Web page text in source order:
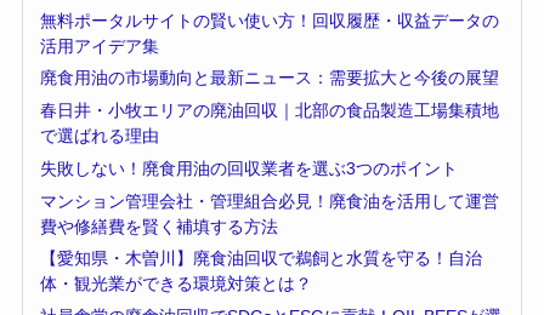
無料ポータルサイトの賢い使い方！回収履歴・収益データの
活用アイデア集
廃食用油の市場動向と最新ニュース：需要拡大と今後の展望
春日井・小牧エリアの廃油回収｜北部の食品製造工場集積地
で選ばれる理由
失敗しない！廃食用油の回収業者を選ぶ3つのポイント
マンション管理会社・管理組合必見！廃食油を活用して運営
費や修繕費を賢く補填する方法
【愛知県・木曽川】廃食油回収で鵜飼と水質を守る！自治
体・観光業ができる環境対策とは？